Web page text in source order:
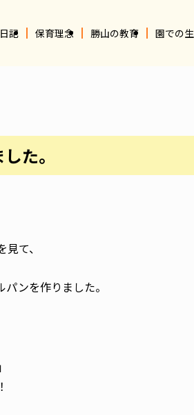
記 保育理念 勝山の教育 園での
た。
て、
ンを作りました。